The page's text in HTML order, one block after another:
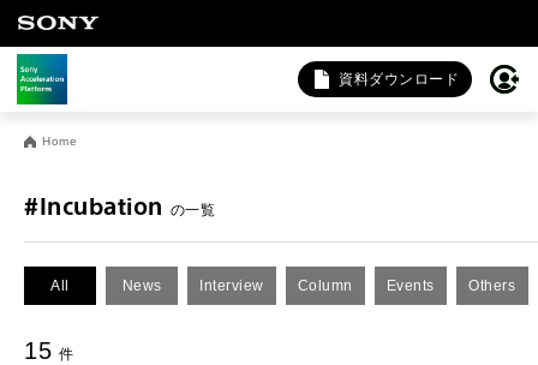
資料ダウンロード
Home
#Incubation の一覧
All News Interview Column Events Others
15 件
お問い合わせ
法人向けサービスに関するご相談・お問い合わせは以下のボタ
法人お問い合わせ